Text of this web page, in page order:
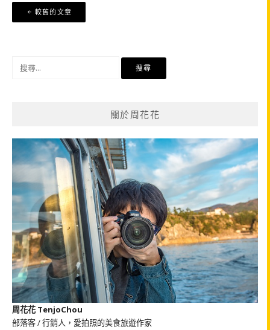
文
章
覽
較舊的文章
關於周花花
周花花 TenjoChou
部落客 / 行銷人，愛拍照的美食旅遊作家